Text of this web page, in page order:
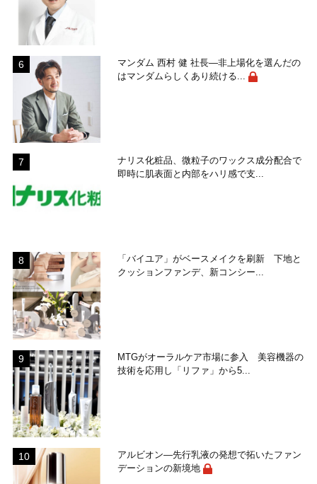
マンダム 西村 健 社長―非上場化を選んだの
はマンダムらしくあり続ける...
ナリス化粧品、微粒子のワックス成分配合で
即時に肌表面と内部をハリ感で支...
「バイユア」がベースメイクを刷新 下地と
クッションファンデ、新コンシー...
MTGがオーラルケア市場に参入 美容機器の
技術を応用し「リファ」から5...
アルビオン―先行乳液の発想で拓いたファン
デーションの新境地